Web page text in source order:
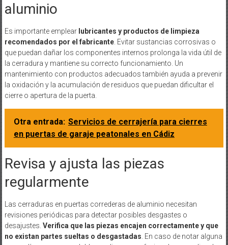
aluminio
Es importante emplear lubricantes y productos de limpieza
recomendados por el fabricante. Evitar sustancias corrosivas o
que puedan dañar los componentes internos prolonga la vida útil de
la cerradura y mantiene su correcto funcionamiento. Un
mantenimiento con productos adecuados también ayuda a prevenir
la oxidación y la acumulación de residuos que puedan dificultar el
cierre o apertura de la puerta.
Otra entrada: Servicios de cerrajería para cierres
en puertas de garaje peatonales en Cádiz
Revisa y ajusta las piezas
regularmente
Las cerraduras en puertas correderas de aluminio necesitan
revisiones periódicas para detectar posibles desgastes o
desajustes. Verifica que las piezas encajen correctamente y que
no existan partes sueltas o desgastadas. En caso de notar alguna